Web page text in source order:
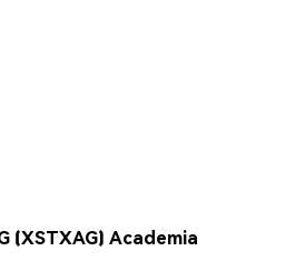
(XSTXAG) Academia